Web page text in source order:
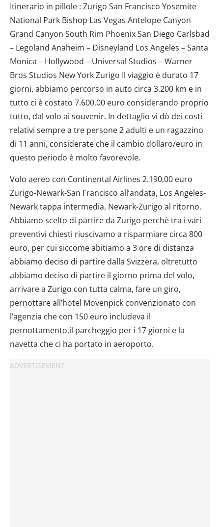
Itinerario in pillole : Zurigo San Francisco Yosemite
National Park Bishop Las Vegas Antelope Canyon
Grand Canyon South Rim Phoenix San Diego Carlsbad
– Legoland Anaheim – Disneyland Los Angeles – Santa
Monica – Hollywood – Universal Studios – Warner
Bros Studios New York Zurigo Il viaggio è durato 17
giorni, abbiamo percorso in auto circa 3.200 km e in
tutto ci è costato 7.600,00 euro considerando proprio
tutto, dal volo ai souvenir. In dettaglio vi dò dei costi
relativi sempre a tre persone 2 adulti e un ragazzino
di 11 anni, considerate che il cambio dollaro/euro in
questo periodo è molto favorevole.
Volo aereo con Continental Airlines 2.190,00 euro
Zurigo-Newark-San Francisco all’andata, Los Angeles-
Newark tappa intermedia, Newark-Zurigo al ritorno.
Abbiamo scelto di partire da Zurigo perchè tra i vari
preventivi chiesti riuscivamo a risparmiare circa 800
euro, per cui siccome abitiamo a 3 ore di distanza
abbiamo deciso di partire dalla Svizzera, oltretutto
abbiamo deciso di partire il giorno prima del volo,
arrivare a Zurigo con tutta calma, fare un giro,
pernottare all’hotel Movenpick convenzionato con
l’agenzia che con 150 euro includeva il
pernottamento,il parcheggio per i 17 giorni e la
navetta che ci ha portato in aeroporto.